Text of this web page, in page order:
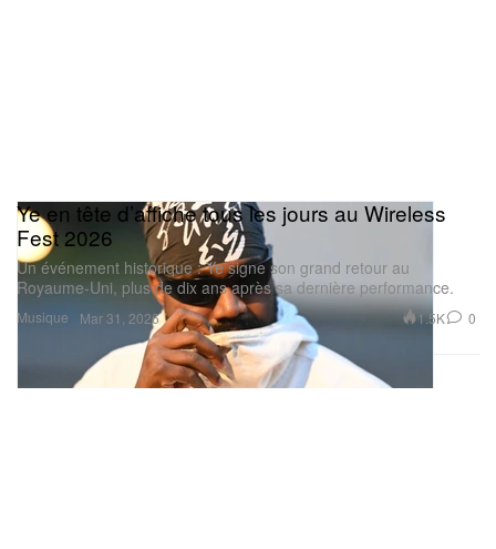
Musique
Ye en tête d’affiche tous les jours au Wireless
Fest 2026
Un événement historique : Ye signe son grand retour au
Royaume‑Uni, plus de dix ans après sa dernière performance.
Mar 31, 2026 1.5K 0